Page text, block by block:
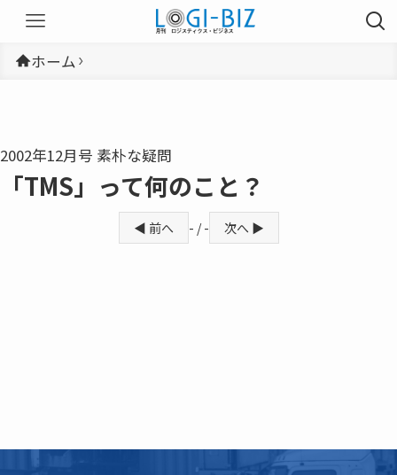
ホーム
2002年12月号 素朴な疑問
「TMS」って何のこと？
◀ 前へ - / - 次へ ▶